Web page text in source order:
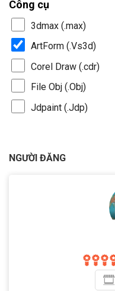
Công cụ
3dmax (.max)
ArtForm (.Vs3d)
Corel Draw (.cdr)
File Obj (.Obj)
Jdpaint (.Jdp)
NGƯỜI ĐĂNG